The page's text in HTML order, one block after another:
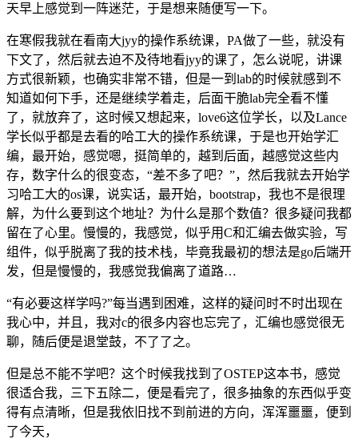
天早上感觉到一阵迷茫，于是想来随便写一下。
在寒假我就在看南大jyy的操作系统课，PA做了一些，就没有
下文了，然后就去迫不及待地看jyy的课了，怎么说呢，讲课
方式很新颖，也确实非常不错，但是一到lab的时候就感到不
知道如何下手，还是继续学着走，后面干脆lab完全看不懂
了，就放弃了，这时候又想起来，love6这位学长，以及Lance
学长似乎都是去看的哈工大的操作系统课，于是也开始学汇
编，最开始，感觉嗯，挺简单的，越到后面，越感觉这些内
存，数字什么的很变态，“差不多了吧？”，然后我就去开始学
习哈工大的os课，说实话，最开始，bootstrap，我也不是很理
解，为什么要到这个地址？为什么是那个数值？很多疑问我都
留在了心里。慢慢的，我感觉，似乎用C和汇编去做实验，写
组件，似乎脱离了我的技术栈，毕竟我最初的想法是go后端开
发，但是慢慢的，我感觉我偏离了道路…
“有必要这样学吗?”每当遇到困难，这样的疑问时不时出现在
我心中，并且，我对c的很多内容也忘完了，汇编也感觉很无
聊，随后便是退堂鼓，不了了之。
但是总不能不学吧？这个时候我找到了OSTEP这本书，感觉
很适合我，三下五除二，便是看完了，很多抽象的东西似乎变
得有点清晰，但是我依旧找不到前进的方向，浑浑噩噩，便到
了今天，